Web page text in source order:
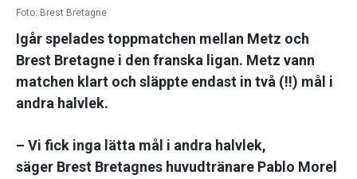
Foto: Brest Bretagne
Igår spelades toppmatchen mellan Metz och
Brest Bretagne i den franska ligan. Metz vann
matchen klart och släppte endast in två (!!) mål i
andra halvlek.
– Vi fick inga lätta mål i andra halvlek,
säger Brest Bretagnes huvudtränare Pablo Morel